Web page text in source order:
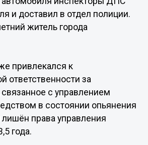
и доставил в отдел полиции.
житель города
привлекался к
ответственности за
с управлением
в состоянии опьянения
лишён права управления
года.